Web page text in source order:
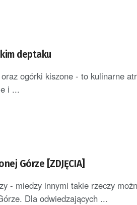
deptaku
ogórki kiszone - to kulinarne
i ...
Górze [ZDJĘCIA]
- miedzy innymi takie rzeczy
Dla odwiedzających ...